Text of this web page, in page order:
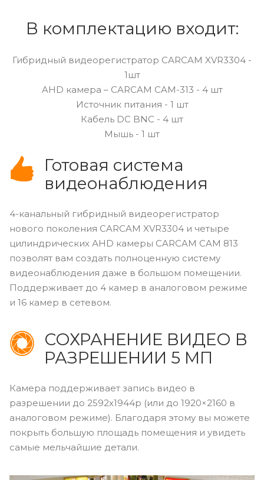
В комплектацию входит:
Гибридный видеорегистратор CARCAM XVR3304 -
1шт
AHD камера – CARCAM CAM-313 - 4 шт
Источник питания - 1 шт
Кабель DC BNC - 4 шт
Мышь - 1 шт
Готовая система
видеонаблюдения
4-канальный гибридный видеорегистратор
нового поколения CARCAM XVR3304 и четыре
цилиндрических АHD камеры CARCAM CAM 813
позволят вам создать полноценную систему
видеонаблюдения даже в большом помещении.
Поддерживает до 4 камер в аналоговом режиме
и 16 камер в сетевом.
СОХРАНЕНИЕ ВИДЕО В
РАЗРЕШЕНИИ 5 МП
Камера поддерживает запись видео в
разрешении до 2592x1944p (или до 1920×2160 в
аналоговом режиме). Благодаря этому вы можете
покрыть большую площадь помещения и увидеть
самые мельчайшие детали.